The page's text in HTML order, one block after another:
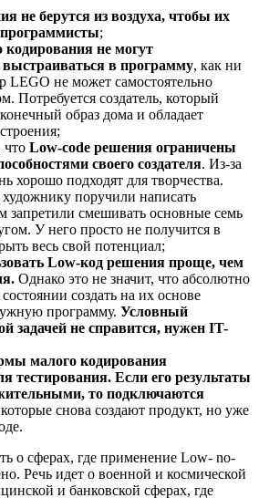
не берутся из воздуха, чтобы их
;
не могут
выстраиваться в программу, как ни
LEGO не может самостоятельно
Потребуется создатель, который
образ дома и обладает
что Low-code решения ограничены
своего создателя. Из-за
хорошо подходят для творчества.
художнику поручили написать
запретили смешивать основные семь
У него просто не получится в
весь свой потенциал;
Low-код решения проще, чем
Однако это не значит, что абсолютно
создать на их основе
программу. Условный
задачей не справится, нужен IT-
малого кодирования
тестирования. Если его результаты
то подключаются
снова создают продукт, но уже
о сферах, где применение Low- no-
Речь идет о военной и космической
и банковской сферах, где